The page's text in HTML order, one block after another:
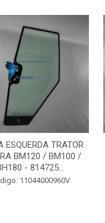
ESQUERDA TRATOR
BM120 / BM100 /
- 814725...
11044000960V